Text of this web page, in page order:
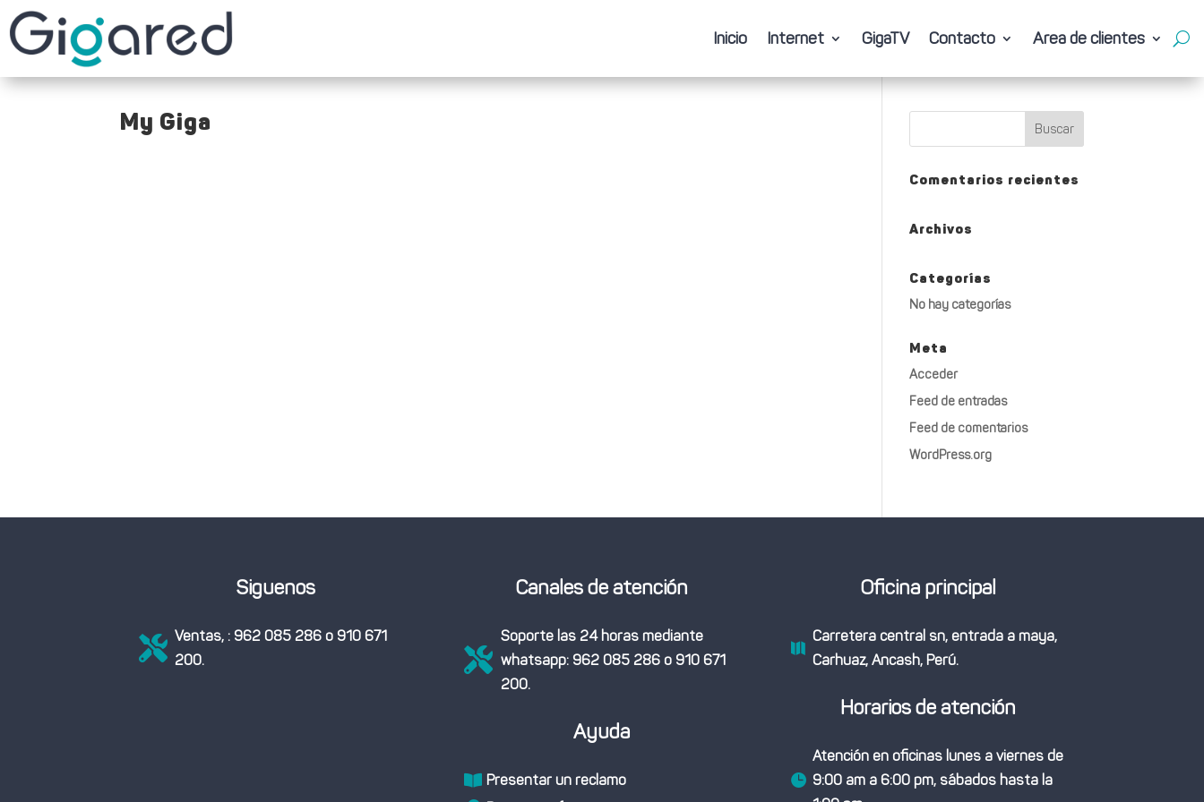
Inicio Internet GigaTV Contacto Area de clientes
My Giga
Comentarios recientes
Archivos
Categorías
No hay categorías
Meta
Acceder
Feed de entradas
Feed de comentarios
WordPress.org
Siguenos
 Ventas, : 962 085 286 o 910 671
200.
Canales de atención

Soporte las 24 horas mediante
whatsapp: 962 085 286 o 910 671
200.
Ayuda
 Presentar un reclamo
Oficina principal

Carretera central sn, entrada a maya,
Carhuaz, Ancash, Perú.
Horarios de atención

Atención en oficinas lunes a viernes de
9:00 am a 6:00 pm, sábados hasta la